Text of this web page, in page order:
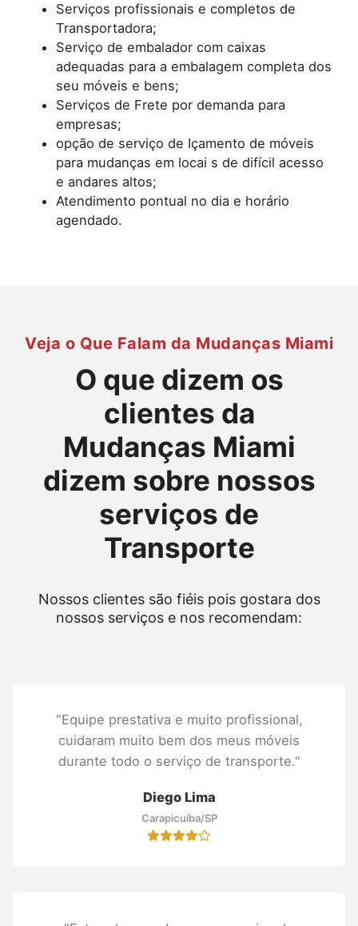
Serviços profissionais e completos de
Transportadora;
Serviço de embalador com caixas
adequadas para a embalagem completa dos
seu móveis e bens;
Serviços de Frete por demanda para
empresas;
opção de serviço de Içamento de móveis
para mudanças em locai s de difícil acesso
e andares altos;
Atendimento pontual no dia e horário
agendado.
Veja o Que Falam da Mudanças Miami
O que dizem os
clientes da
Mudanças Miami
dizem sobre nossos
serviços de
Transporte
Nossos clientes são fiéis pois gostara dos
nossos serviços e nos recomendam:
"Equipe prestativa e muito profissional,
cuidaram muito bem dos meus móveis
durante todo o serviço de transporte."
Diego Lima
Carapicuíba/SP